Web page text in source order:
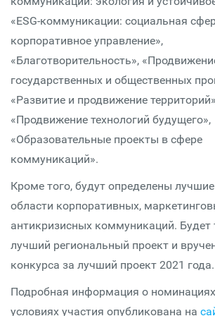
«ESG-коммуникации: социальная
корпоративное управление»,
«Благотворительность»,
государственных и общественных
«Развитие и продвижение
«Продвижение технологий будущего»,
«Образовательные проекты в сфере
коммуникаций».
Кроме того, будут определены
области корпоративных,
антикризисных коммуникаций. Будет
лучший региональный проект и
конкурса за лучший проект 2021 года.
Подробная информация о
условиях участия опубликована на